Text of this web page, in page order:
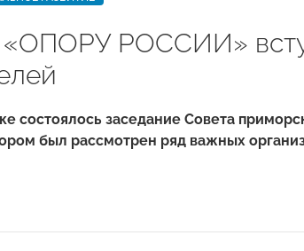
РОССИИ»
состоялось заседание Совета
был рассмотрен ряд важных